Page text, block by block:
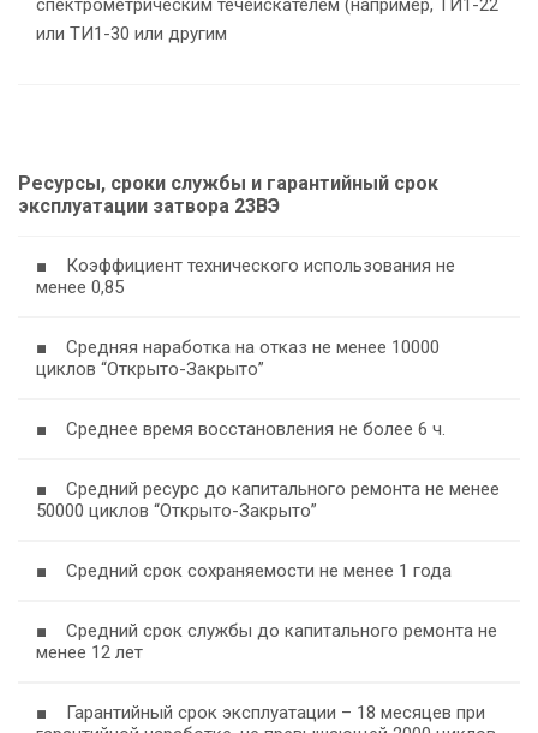
спектрометрическим течеискателем (например, ТИ1-22
или ТИ1-30 или другим
Ресурсы, сроки службы и гарантийный срок
эксплуатации затвора 23ВЭ
■ Коэффициент технического использования не
менее 0,85
■ Средняя наработка на отказ не менее 10000
циклов “Открыто-Закрыто”
■ Среднее время восстановления не более 6 ч.
■ Средний ресурс до капитального ремонта не менее
50000 циклов “Открыто-Закрыто”
■ Средний срок сохраняемости не менее 1 года
■ Средний срок службы до капитального ремонта не
менее 12 лет
■ Гарантийный срок эксплуатации – 18 месяцев при